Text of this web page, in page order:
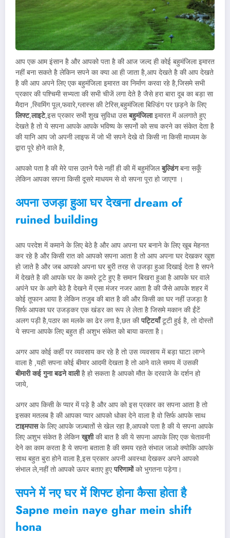
आप एक आम इंसान है और आपको पता है की आज जल्द ही कोई बहुमंजिला इमारत
नहीं बना सकते है लेकिन सपने का क्या आ ही जाता है,आप देखते है की आप देखते
है की आप अपने लिए एक बहुमंजिला इमारत का निर्माण करवा रहे है,जिसमे सभी
प्रकार की पश्चिमी सभ्यता की सभी चीजें लगा देते है जैसे हरा बारा दूब का बड़ा सा
मैदान ,स्विमिंग पूल,फवारे,ग्लास्स की टेरिस,बहुमंजिला बिल्डिंग पर छड़ने के लिए
लिफ्ट,लाइटे,इस प्रकार सभी शुख सुविधा उसबहुमंजिलाइमारत में अलगाते हुए
देखते है तो ये सपना आपके आपके भविष्य के सपनों को सच करने का संकेत देता है
की यानि आप जो अपनी लाइफ में जो भी सपने देखे वो किसी ना किसी माध्यम के
द्वारा पूरे होने वाले है,
आपको पता है की मेरे पास उतने पैसे नहीं ही की में बहुमंजिलबुल्डिंगबना सकूँ
लेकिन आपका सपना किसी दूसरे माधयम से वो सपना पूरा हो जाएगा ।
अपना उजड़ा हुआ घर देखना dream of
ruined building
आप परदेश में कमाने के लिए बेठे है और आप अपना घर बनाने के लिए खूब मेहनत
कर रहे है और किसी रात को आपको सपना आता है तो आप अपना घर देखकर खुश
हो जाते है और जब आपको अपना घर बुरी तरह से उजड़ा हुआ दिखाई देता है सपने
में देखते है की आपके घर के कमरे टूटे हुए है समान बिखरा हुआ है आपके घर वाले
अपंने घर के आगे बेठे है देखने में एसा मंजर नजर आता है की जैसे आपके शहर में
कोई तूफान आया है लेकिन तजुब की बात है की और किसी का घर नहीं उजड़ा है
सिर्फ आपका घर उजड़कर एक खंडर का रूप ले लेता है जिसमे मकान की ईंटें
अलग पड़ी है,पठार का मलके का ढेर लगा है,छत कीपट्टियाँटूटी हुई है, तो दोस्तों
ये सपना आपके लिए बहुत ही अशुभ संकेत को बाया करता है।
अगर आप कोई कहीं पर व्यवसाय कर रहे है तो उस व्यवसाय में बड़ा घाटा लाग्ने
वाला है ,यही सपना कोई बीमार आदमी देखता है तो आने वाले समय में उसकी
बीमारी कई गुना बढने वालीहै हो सकता है आपको मौत के दरवाजे के दर्शन हो
जाये,
अगर आप किसी के प्यार में पड़े है और आप को इस प्रकार का सपना आता है तो
इसका मतलब है की आपका प्यार आपको धोका देने वाला है वो सिर्फ आपके साथ
टाइमपासके लिए आपके जज़्बातों से खेल रहा है,आपको पता है की ये सपना आपके
लिए अशुभ संकेत है लेकिनखुशीकी बात है की ये सपना आपके लिए एक चेतावनी
देने का काम करता है ये सपना बताता है की समय रहते संभाल जाओ क्योकि आपके
साथ बहुत बुरा होने वाला है,इस प्रकार अपनी अवस्था देखकर अपने आपको
संभाल ले,नहीं तो आपको ऊपर बताए हुएपरिणामोंको भुगतना पड़ेगा।
सपने में नए घर में शिफ्ट होना कैसा होता है
Sapne mein naye ghar mein shift
hona